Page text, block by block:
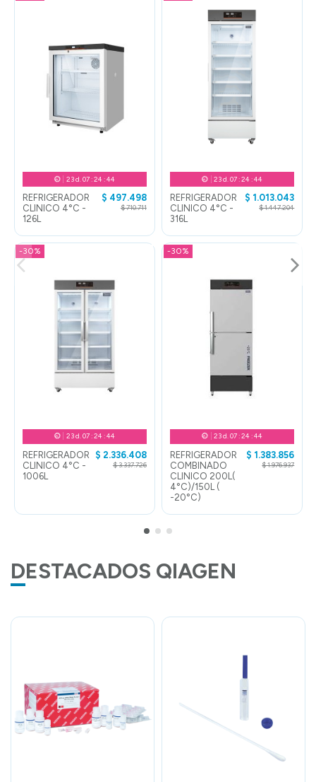
23d. 07:24:43
REFRIGERADOR
CLINICO 4°C -
126L
$ 497.498
$ 710.711
23d. 07:24:43
REFRIGERADOR
CLINICO 4°C -
316L
$ 1.013.043
$ 1.447.204
-30%
23d. 07:24:43
REFRIGERADOR
CLINICO 4°C -
1006L
$ 2.336.408
$ 3.337.726
-30%
23d. 07:24:43
REFRIGERADOR
COMBINADO
CLINICO 200L(
4°C)/150L (
-20°C)
$ 1.383.856
$ 1.976.937
DESTACADOS QIAGEN